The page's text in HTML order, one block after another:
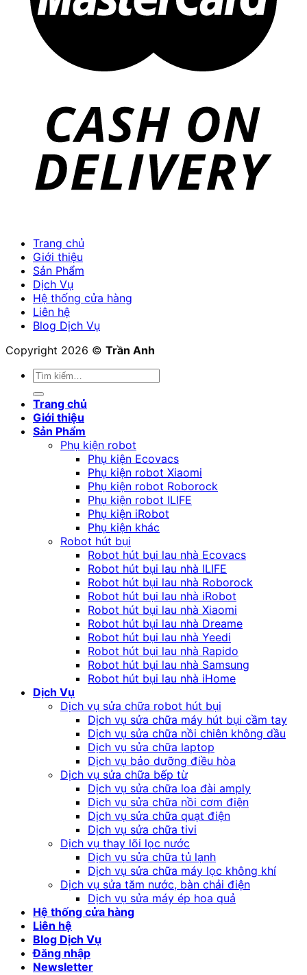
Trang chủ
Giới thiệu
Sản Phẩm
Dịch Vụ
Hệ thống cửa hàng
Liên hệ
Blog Dịch Vụ
Copyright 2026 © Trần Anh
Tìm
Trang chủ
Giới thiệu
Sản Phẩm
Phụ kiện robot
Phụ kiện Ecovacs
Phụ kiện robot Xiaomi
Phụ kiện robot Roborock
Phụ kiện robot ILIFE
Phụ kiện iRobot
Phụ kiện khác
Robot hút bụi
Robot hút bụi lau nhà Ecovacs
Robot hút bụi lau nhà ILIFE
Robot hút bụi lau nhà Roborock
Robot hút bụi lau nhà iRobot
Robot hút bụi lau nhà Xiaomi
Robot hút bụi lau nhà Dreame
Robot hút bụi lau nhà Yeedi
Robot hút bụi lau nhà Rapido
Robot hút bụi lau nhà Samsung
Robot hút bụi lau nhà iHome
Dịch Vụ
Dịch vụ sửa chữa robot hút bụi
Dịch vụ sửa chữa máy hút bụi cầm tay
Dịch vụ sửa chữa nồi chiên không dầu
Dịch vụ sửa chữa laptop
Dịch vụ bảo dưỡng điều hòa
Dịch vụ sửa chữa bếp từ
Dịch vụ sửa chữa loa đài amply
Dịch vụ sửa chữa nồi cơm điện
Dịch vụ sửa chữa quạt điện
Dịch vụ sửa chữa tivi
Dịch vụ thay lõi lọc nước
Dịch vụ sửa chữa tủ lạnh
Dịch vụ sửa chữa máy lọc không khí
Dịch vụ sửa tăm nước, bàn chải điện
Dịch vụ sửa máy ép hoa quả
Hệ thống cửa hàng
Liên hệ
Blog Dịch Vụ
Đăng nhập
Newsletter